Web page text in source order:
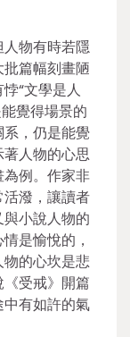
物有時若隱
篇幅刻畫陋
“文學是人
覺得場景的
，仍是能覺
人物的心思
例。作家非
潑，讓讀者
小說人物的
是愉悅的，
的心坎是悲
受戒》開篇
有如許的氣